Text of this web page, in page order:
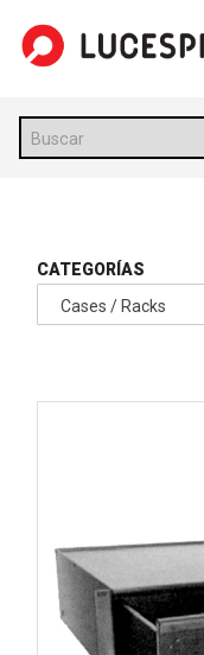
content
Búsqueda
de
productos
CATEGORÍAS
Cases / Racks